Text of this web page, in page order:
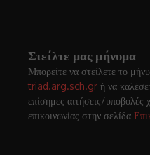
Στείλτε μας μήνυμα
Μπορείτε να στείλετε το
triad.arg.sch.gr ή να
επίσημες αιτήσεις/υποβολές
επικοινωνίας στην σελίδα